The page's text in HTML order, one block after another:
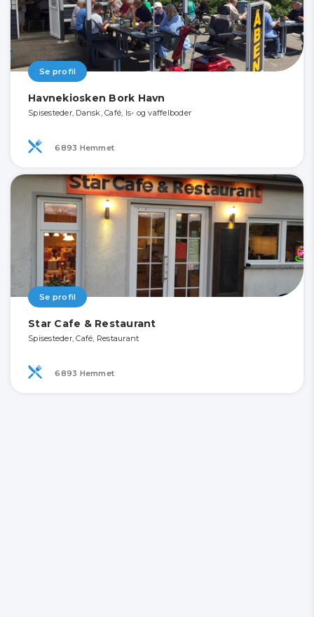
Se profil
Havnekiosken Bork Havn
Spisesteder, Dansk, Café, Is- og vaffelboder
6893 Hemmet
Se profil
Star Cafe & Restaurant
Spisesteder, Café, Restaurant
6893 Hemmet